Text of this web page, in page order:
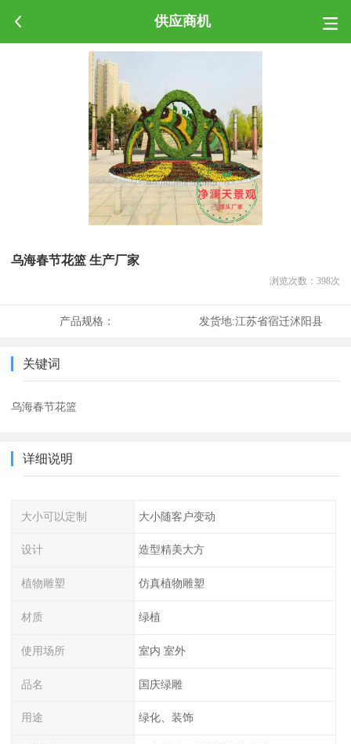
供应商机
乌海春节花篮 生产厂家
浏览次数： 398次
产品规格： 发货地:江苏省宿迁沭阳县
关键词
乌海春节花篮
详细说明
大小可以定制 大小随客户变动
设计 造型精美大方
植物雕塑 仿真植物雕塑
材质 绿植
使用场所 室内 室外
品名 国庆绿雕
用途 绿化、装饰